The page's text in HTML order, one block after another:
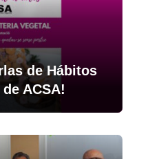
de Hábitos
ACSA!